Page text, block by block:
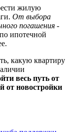
жилую
От выбора
погашения -
ипотечной
какую квартиру
весь путь от
от новостройки